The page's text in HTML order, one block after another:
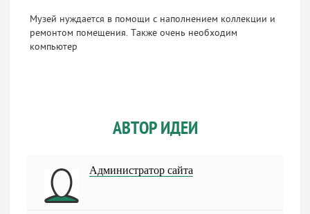
Музей нуждается в помощи с наполнением коллекции и
ремонтом помещения. Также очень необходим
компьютер
АВТОР ИДЕИ
Администратор сайта